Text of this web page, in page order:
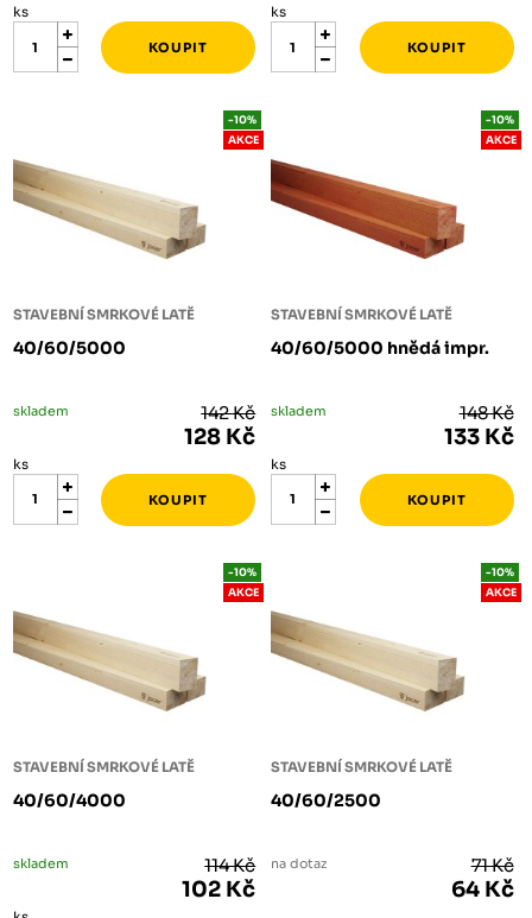
ks ks
STAVEBNÍ SMRKOVÉ LATĚ
40/60/5000
-10%
AKCE
skladem 142 Kč
128 Kč
ks
STAVEBNÍ SMRKOVÉ LATĚ
40/60/5000 hnědá impr.
-10%
AKCE
skladem 148 Kč
133 Kč
ks
STAVEBNÍ SMRKOVÉ LATĚ
40/60/4000
-10%
AKCE
skladem 114 Kč
102 Kč
STAVEBNÍ SMRKOVÉ LATĚ
40/60/2500
-10%
AKCE
na dotaz 71 Kč
64 Kč